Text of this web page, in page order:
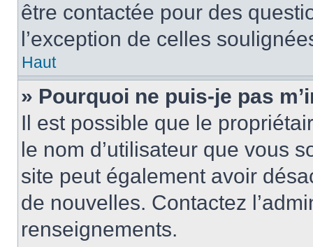
être contactée pour des
l’exception de celles
Haut
» Pourquoi ne puis-je pas
Il est possible que le
le nom d’utilisateur que vous
site peut également avoir
de nouvelles. Contactez
renseignements.